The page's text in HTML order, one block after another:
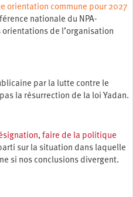
orientation commune pour 2027
nationale du NPA-
de l’organisation
par la lutte contre le
la résurrection de la loi Yadan.
faire de la politique
sur la situation dans laquelle
si nos conclusions divergent.